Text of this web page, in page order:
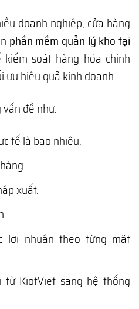
doanh nghiệp, cửa hàng
phần mềm quản lý kho tại
kiểm soát hàng hóa chính
hiệu quả kinh doanh.
đề như:
tế là bao nhiêu.
xuất.
lợi nhuận theo từng mặt
từ KiotViet sang hệ thống